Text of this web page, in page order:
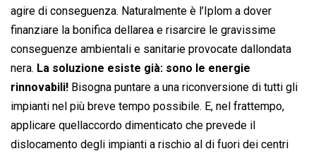
agire di conseguenza. Naturalmente è l’Iplom a dover
finanziare la bonifica dellarea e risarcire le gravissime
conseguenze ambientali e sanitarie provocate dallondata
nera. La soluzione esiste già: sono le energie
rinnovabili! Bisogna puntare a una riconversione di tutti gli
impianti nel più breve tempo possibile. E, nel frattempo,
applicare quellaccordo dimenticato che prevede il
dislocamento degli impianti a rischio al di fuori dei centri